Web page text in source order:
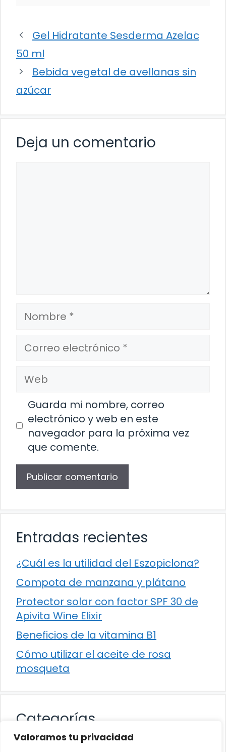
Valoramos tu privacidad
Gel Hidratante Sesderma Azelac
50 ml
Bebida vegetal de avellanas sin
azúcar
Deja un comentario
Nombre
Correo
electrónico
Web
Guarda mi nombre, correo
electrónico y web en este
navegador para la próxima vez
que comente.
Entradas recientes
¿Cuál es la utilidad del Eszopiclona?
Compota de manzana y plátano
Protector solar con factor SPF 30 de
Apivita Wine Elixir
Beneficios de la vitamina B1
Cómo utilizar el aceite de rosa
mosqueta
Categorías
Alimentación